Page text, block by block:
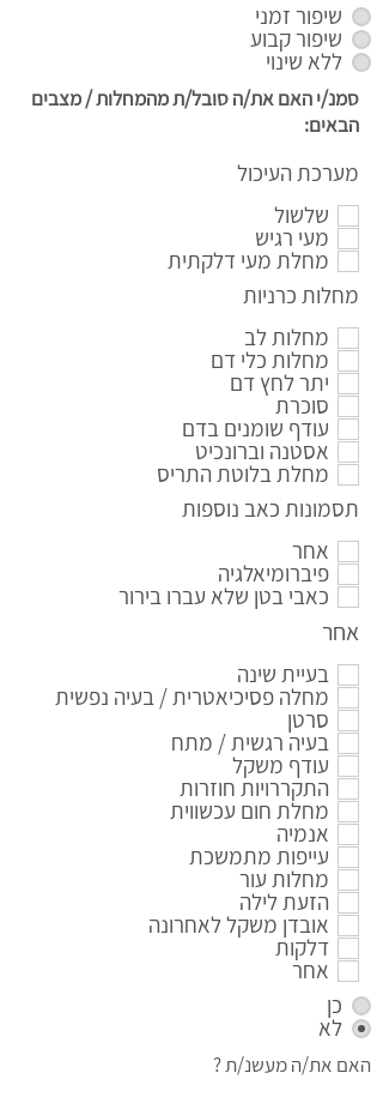
שיפור זמני
שיפור קבוע
ללא שינוי
סמנ/י האם את/ה סובל/ת מהמחלות / מצבים
הבאים:
מערכת העיכול
שלשול
מעי רגיש
מחלת מעי דלקתית
מחלות כרניות
מחלות לב
מחלות כלי דם
יתר לחץ דם
סוכרת
עודף שומנים בדם
אסטנה וברונכיט
מחלת בלוטת התריס
תסמונות כאב נוספות
אחר
פיברומיאלגיה
כאבי בטן שלא עברו בירור
אחר
בעיית שינה
מחלה פסיכיאטרית / בעיה נפשית
סרטן
בעיה רגשית / מתח
עודף משקל
התקררויות חוזרות
מחלת חום עכשווית
אנמיה
עייפות מתמשכת
מחלות עור
הזעת לילה
אובדן משקל לאחרונה
דלקות
אחר
כן
לא
האם את/ה מעשנ/ת ?